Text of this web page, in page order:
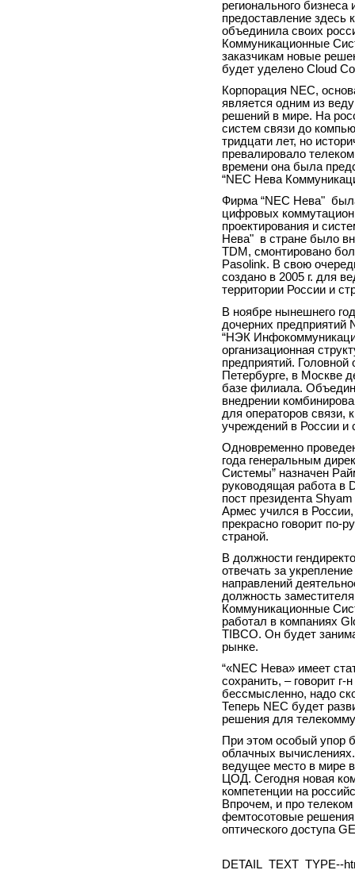
регионального
предоставление
объединила своих
Коммуникационные
заказчикам новые
будет уделено Cloud
Корпорация NEC,
является одним из
решений в мире. На
систем связи до
тридцати лет, но
превалировало
времени она была
“NEC Нева
Фирма “NEC Нева"
цифровых
проектирования и
Нева" в стране было
TDM , смонтировано
Pasolink. В свою
создано в 2005 г. для
территории России и
В ноябре нынешнего
дочерних предприятий
“НЭК
организационная
предприятий.
Петербурге, в Москве
базе филиала.
внедрении
для операторов связи,
учреждений в России и
Одновременно
года генеральным
Системы” назначен
руководящая работа в
пост президента
Армес учился в
прекрасно говорит по-
страной.
В должности
отвечать за
направлений
должность
Коммуникационные
работал в компаниях
TIBCO. Он будет
рынке.
“«NEC Нева» имеет
сохранить, – говорит
бессмысленно, надо
Теперь NEC будет
решения для
При этом особый упор
облачных
ведущее место в мире
ЦОД. Сегодня новая
компетенции на
Впрочем, и про телеком
фемтосотовые решения
оптического доступа
DETAIL_TEXT_TYPE--